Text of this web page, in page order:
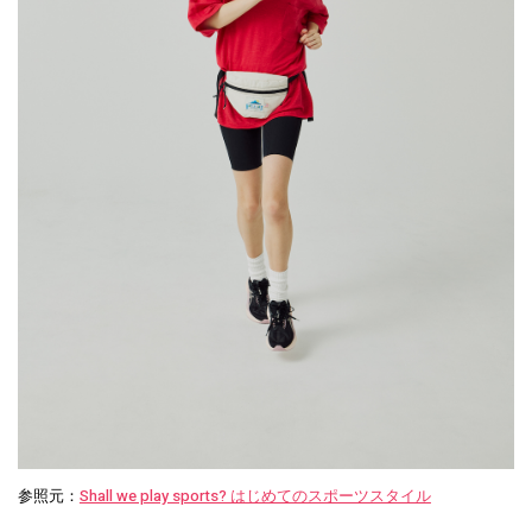
参照元： Shall we play sports? はじめてのスポーツスタイル